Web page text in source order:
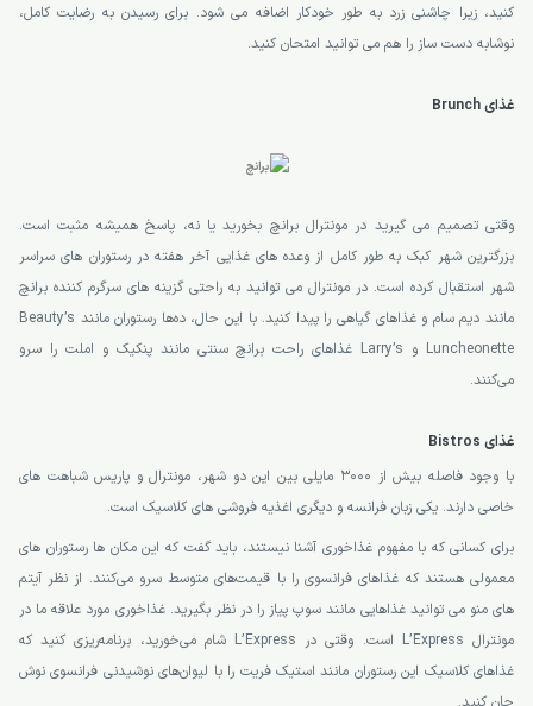
کنید، زیرا چاشنی زرد به طور خودکار اضافه می شود. برای رسیدن به رضایت کامل،
نوشابه دست ساز را هم می توانید امتحان کنید.
غذای Brunch
وقتی تصمیم می گیرید در مونترال برانچ بخورید یا نه، پاسخ همیشه مثبت است.
بزرگترین شهر کبک به طور کامل از وعده های غذایی آخر هفته در رستوران های سراسر
شهر استقبال کرده است. در مونترال می توانید به راحتی گزینه های سرگرم کننده برانچ
مانند دیم سام و غذاهای گیاهی را پیدا کنید. با این حال، ده‌ها رستوران مانند Beauty’s
Luncheonette و Larry’s غذاهای راحت برانچ سنتی مانند پنکیک و املت را سرو
می‌کنند.
غذای Bistros
با وجود فاصله بیش از 3000 مایلی بین این دو شهر، مونترال و پاریس شباهت های
خاصی دارند. یکی زبان فرانسه و دیگری اغذیه فروشی های کلاسیک است.
برای کسانی که با مفهوم غذاخوری آشنا نیستند، باید گفت که این مکان ها رستوران های
معمولی هستند که غذاهای فرانسوی را با قیمت‌های متوسط ​​سرو می‌کنند. از نظر آیتم
های منو می توانید غذاهایی مانند سوپ پیاز را در نظر بگیرید. غذاخوری مورد علاقه ما در
مونترال L’Express است. وقتی در L’Express شام می‌خورید، برنامه‌ریزی کنید که
غذاهای کلاسیک این رستوران مانند استیک فریت را با لیوان‌های نوشیدنی فرانسوی نوش